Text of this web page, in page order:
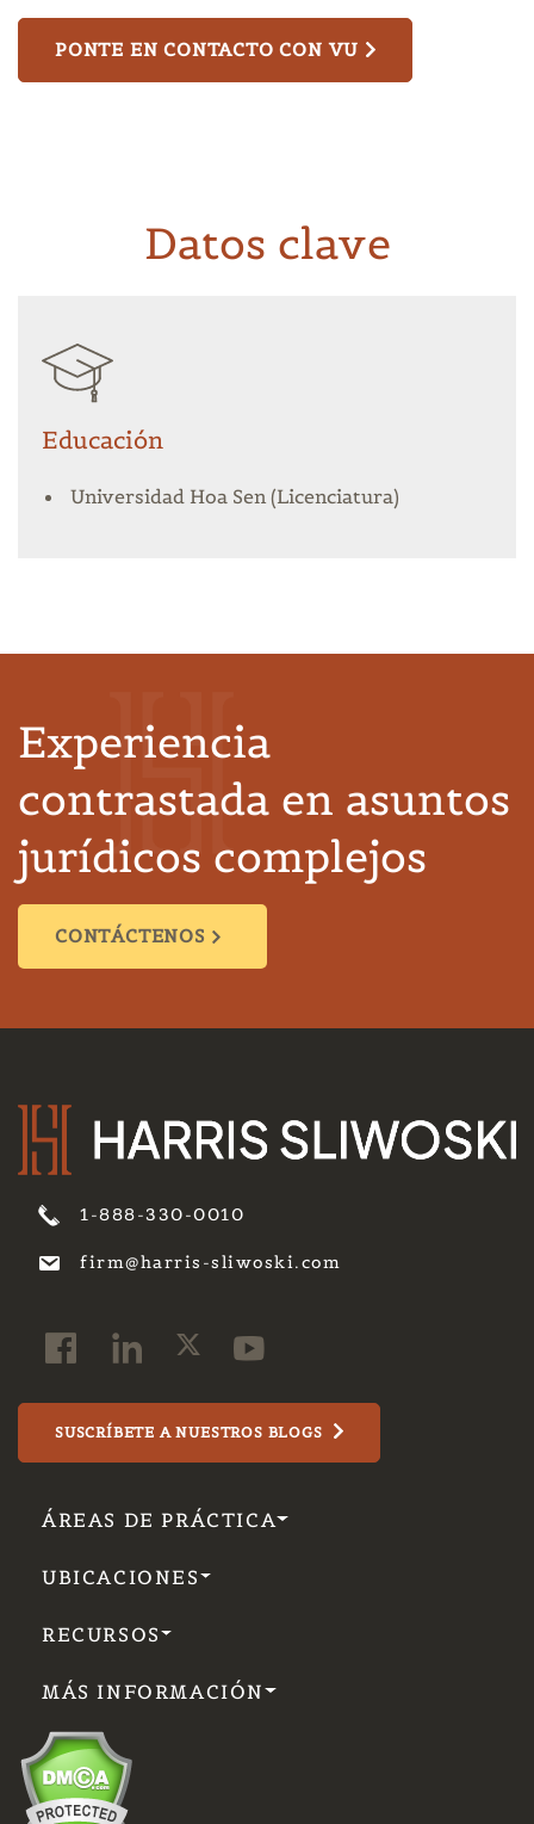
PONTE EN CONTACTO CON VU
Datos clave
Educación
Universidad Hoa Sen (Licenciatura)
Experiencia
contrastada en asuntos
jurídicos complejos
CONTÁCTENOS
1-888-330-0010
firm@harris-sliwoski.com
SUSCRÍBETE A NUESTROS BLOGS
ÁREAS DE PRÁCTICA
UBICACIONES
RECURSOS
MÁS INFORMACIÓN